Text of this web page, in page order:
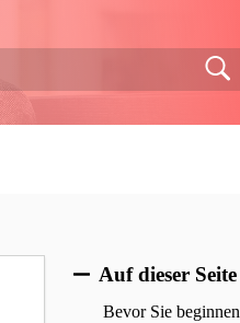
Auf dieser Seite
Bevor Sie beginnen